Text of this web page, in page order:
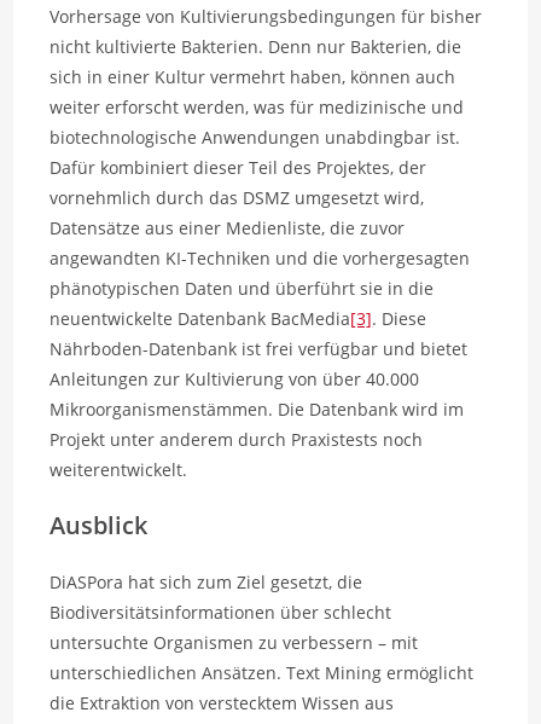
Vorhersage von Kultivierungsbedingungen für bisher
nicht kultivierte Bakterien. Denn nur Bakterien, die
sich in einer Kultur vermehrt haben, können auch
weiter erforscht werden, was für medizinische und
biotechnologische Anwendungen unabdingbar ist.
Dafür kombiniert dieser Teil des Projektes, der
vornehmlich durch das DSMZ umgesetzt wird,
Datensätze aus einer Medienliste, die zuvor
angewandten KI-Techniken und die vorhergesagten
phänotypischen Daten und überführt sie in die
neuentwickelte Datenbank BacMedia[3]. Diese
Nährboden-Datenbank ist frei verfügbar und bietet
Anleitungen zur Kultivierung von über 40.000
Mikroorganismenstämmen. Die Datenbank wird im
Projekt unter anderem durch Praxistests noch
weiterentwickelt.
Ausblick
DiASPora hat sich zum Ziel gesetzt, die
Biodiversitätsinformationen über schlecht
untersuchte Organismen zu verbessern – mit
unterschiedlichen Ansätzen. Text Mining ermöglicht
die Extraktion von verstecktem Wissen aus